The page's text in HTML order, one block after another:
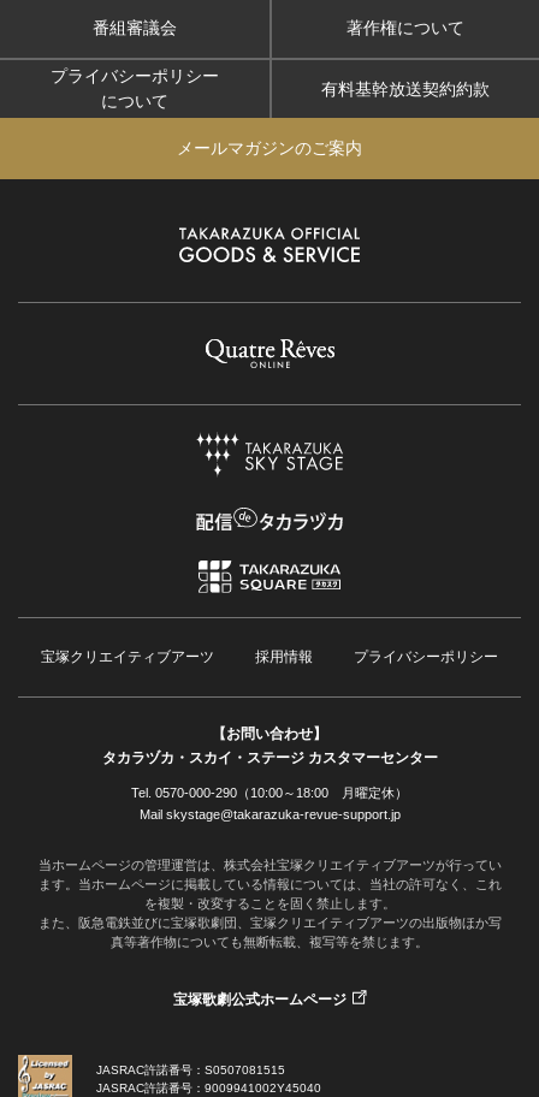
番組審議会 著作権について
プライバシーポリシー
について
有料基幹放送契約約款
メールマガジンのご案内
宝塚クリエイティブアーツ 採用情報 プライバシーポリシー
【お問い合わせ】
タカラヅカ・スカイ・ステージ カスタマーセンター
Tel. 0570-000-290（10:00～18:00 月曜定休）
Mail skystage@takarazuka-revue-support.jp
当ホームページの管理運営は、株式会社宝塚クリエイティブアーツが行ってい
ます。当ホームページに掲載している情報については、当社の許可なく、これ
を複製・改変することを固く禁止します。
また、阪急電鉄並びに宝塚歌劇団、宝塚クリエイティブアーツの出版物ほか写
真等著作物についても無断転載、複写等を禁じます。
宝塚歌劇公式ホームページ
JASRAC許諾番号：S0507081515
JASRAC許諾番号：9009941002Y45040